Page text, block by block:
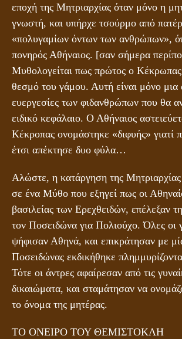
εποχή της Μητριαρχίας όταν μόνο η
γνωστή, και υπήρχε τσούρμο από
«πολυγαμίων όντων των ανθρώπων»,
πονηρός Αθήναιος. [σαν σήμερα
Μυθολογείται πως πρώτος ο
θεσμό του γάμου. Αυτή είναι μόνο μια
ευεργεσίες των φιδανθρώπων που θα
ειδικό κεφάλαιο. Ο Αθήναιος
Κέκροπας ονομάστηκε «διφυής» γιατί
έτσι απέκτησε δυο φύλα…
Αλώστε, η κατάργηση της Μητριαρχίας
σε ένα Μύθο που εξηγεί πως οι
βασιλείας των Ερεχθειδών, επέλεξαν
τον Ποσειδώνα για Πολιούχο. Όλες οι
ψήφισαν Αθηνά, και επικράτησαν με
Ποσειδώνας εκδικήθηκε
Τότε οι άντρες αφαίρεσαν από τις
δικαιώματα, και σταμάτησαν να
το όνομα της μητέρας.
ΤΟ ΟΝΕΙΡΟ ΤΟΥ ΘΕΜΙΣΤΟΚΛΗ